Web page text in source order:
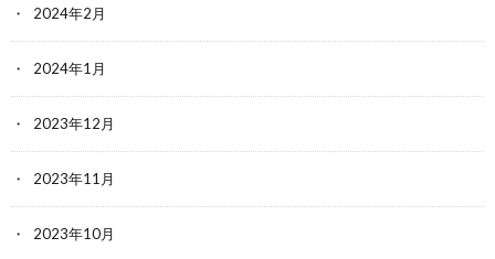
2024年2月
2024年1月
2023年12月
2023年11月
2023年10月